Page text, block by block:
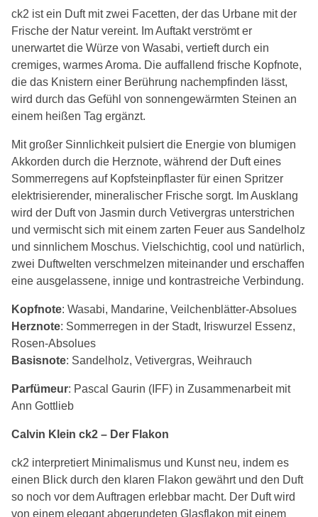
ck2 ist ein Duft mit zwei Facetten, der das Urbane mit der
Frische der Natur vereint. Im Auftakt verströmt er
unerwartet die Würze von Wasabi, vertieft durch ein
cremiges, warmes Aroma. Die auffallend frische Kopfnote,
die das Knistern einer Berührung nachempfinden lässt,
wird durch das Gefühl von sonnengewärmten Steinen an
einem heißen Tag ergänzt.
Mit großer Sinnlichkeit pulsiert die Energie von blumigen
Akkorden durch die Herznote, während der Duft eines
Sommerregens auf Kopfsteinpflaster für einen Spritzer
elektrisierender, mineralischer Frische sorgt. Im Ausklang
wird der Duft von Jasmin durch Vetivergras unterstrichen
und vermischt sich mit einem zarten Feuer aus Sandelholz
und sinnlichem Moschus. Vielschichtig, cool und natürlich,
zwei Duftwelten verschmelzen miteinander und erschaffen
eine ausgelassene, innige und kontrastreiche Verbindung.
Kopfnote: Wasabi, Mandarine, Veilchenblätter-Absolues
Herznote: Sommerregen in der Stadt, Iriswurzel Essenz,
Rosen-Absolues
Basisnote: Sandelholz, Vetivergras, Weihrauch
Parfümeur: Pascal Gaurin (IFF) in Zusammenarbeit mit
Ann Gottlieb
Calvin Klein ck2 – Der Flakon
ck2 interpretiert Minimalismus und Kunst neu, indem es
einen Blick durch den klaren Flakon gewährt und den Duft
so noch vor dem Auftragen erlebbar macht. Der Duft wird
von einem elegant abgerundeten Glasflakon mit einem